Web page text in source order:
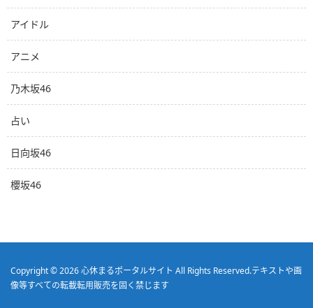
アイドル
アニメ
乃木坂46
占い
日向坂46
櫻坂46
Copyright © 2026心休まるポータルサイト All Rights Reserved.テキストや画
像等すべての転載転用販売を固く禁じます